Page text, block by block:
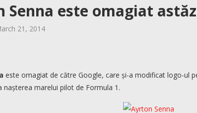
Senna este omagiat
21, 2014
este omagiat de către Google, care și-a modificat logo-ul
nașterea marelui pilot de Formula 1.